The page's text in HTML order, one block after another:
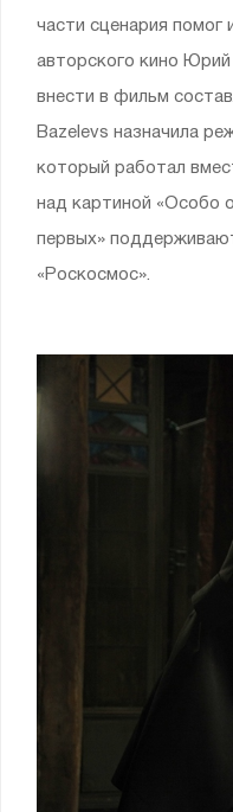
части сценария помог
авторского кино
внести в фильм
Bazelevs назначила
который работал
над картиной «Особо
первых»
«Роскосмос».